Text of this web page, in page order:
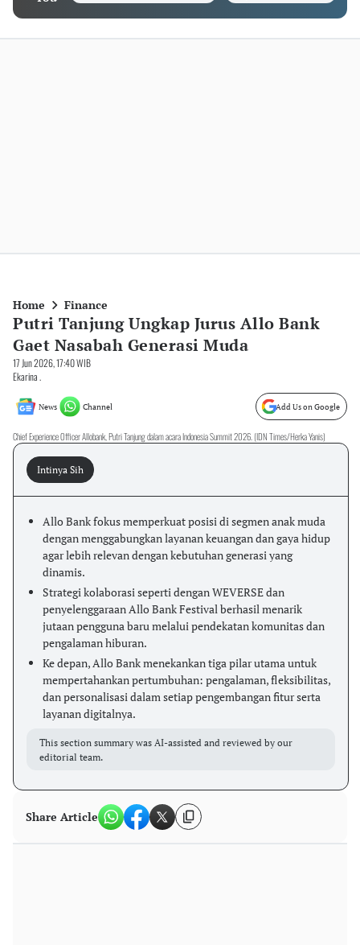
Home Finance
Putri Tanjung Ungkap Jurus Allo Bank
Gaet Nasabah Generasi Muda
17 Jun 2026, 17:40 WIB
Ekarina .
News Channel Add Us on Google
Chief Experience Officer Allobank, Putri Tanjung dalam acara Indonesia Summit 2026. (IDN Times/Herka Yanis)
Intinya Sih
Allo Bank fokus memperkuat posisi di segmen anak muda
dengan menggabungkan layanan keuangan dan gaya hidup
agar lebih relevan dengan kebutuhan generasi yang
dinamis.
Strategi kolaborasi seperti dengan WEVERSE dan
penyelenggaraan Allo Bank Festival berhasil menarik
jutaan pengguna baru melalui pendekatan komunitas dan
pengalaman hiburan.
Ke depan, Allo Bank menekankan tiga pilar utama untuk
mempertahankan pertumbuhan: pengalaman, fleksibilitas,
dan personalisasi dalam setiap pengembangan fitur serta
layanan digitalnya.
This section summary was AI-assisted and reviewed by our
editorial team.
Share Article